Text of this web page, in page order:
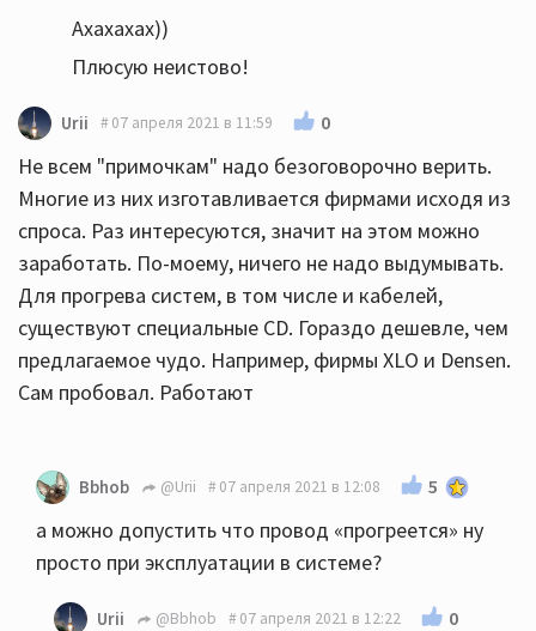
Ахахахах))
Плюсую неистово!
Urii 07 апреля 2021 в 11:59 0
Не всем "примочкам" надо безоговорочно верить.
Многие из них изготавливается фирмами исходя из
спроса. Раз интересуются, значит на этом можно
заработать. По-моему, ничего не надо выдумывать.
Для прогрева систем, в том числе и кабелей,
существуют специальные CD. Гораздо дешевле, чем
предлагаемое чудо. Например, фирмы XLO и Densen.
Сам пробовал. Работают
Bbhob @Urii 07 апреля 2021 в 12:08 5
а можно допустить что провод «прогреется» ну
просто при эксплуатации в системе?
Urii @Bbhob 07 апреля 2021 в 12:22 0